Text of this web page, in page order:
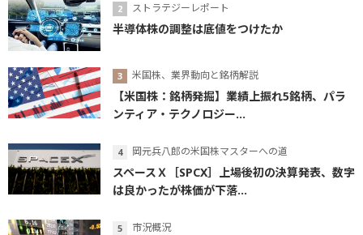
ストラテジーレポート
半導体株の調整は底値をつけたか
米国株、業界動向と銘柄解説
【米国株：銘柄発掘】業績上振れ5銘柄、パラ
ンティア・テクノロジー...
岡元兵八郎の米国株マスターへの道
スペースＸ［SPCX］上場後初の決算発表、数字
は良かったが株価が下落...
市況概況